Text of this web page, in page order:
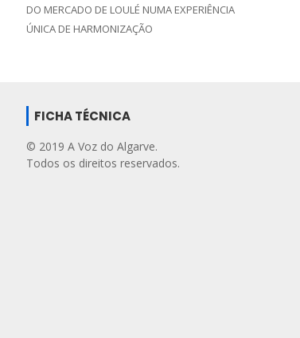
DO MERCADO DE LOULÉ NUMA EXPERIÊNCIA
ÚNICA DE HARMONIZAÇÃO
FICHA TÉCNICA
© 2019 A Voz do Algarve.
Todos os direitos reservados.